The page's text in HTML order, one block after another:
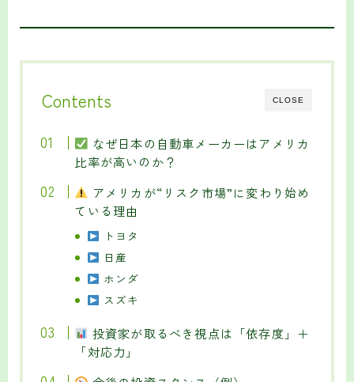
CLOSE
Contents
なぜ日本の自動車メーカーはアメリカ
比率が高いのか？
アメリカが“リスク市場”に変わり始め
ている理由
トヨタ
日産
ホンダ
スズキ
投資家が取るべき視点は「依存度」＋
「対応力」